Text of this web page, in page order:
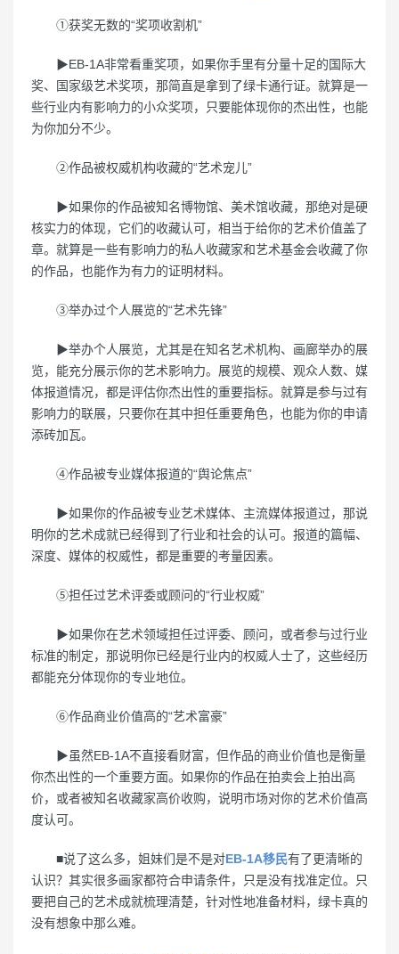
①获奖无数的“奖项收割机”
▶EB-1A非常看重奖项，如果你手里有分量十足的国际大
奖、国家级艺术奖项，那简直是拿到了绿卡通行证。就算是一
些行业内有影响力的小众奖项，只要能体现你的杰出性，也能
为你加分不少。
②作品被权威机构收藏的“艺术宠儿”
▶如果你的作品被知名博物馆、美术馆收藏，那绝对是硬
核实力的体现，它们的收藏认可，相当于给你的艺术价值盖了
章。就算是一些有影响力的私人收藏家和艺术基金会收藏了你
的作品，也能作为有力的证明材料。
③举办过个人展览的“艺术先锋”
▶举办个人展览，尤其是在知名艺术机构、画廊举办的展
览，能充分展示你的艺术影响力。展览的规模、观众人数、媒
体报道情况，都是评估你杰出性的重要指标。就算是参与过有
影响力的联展，只要你在其中担任重要角色，也能为你的申请
添砖加瓦。
④作品被专业媒体报道的“舆论焦点”
▶如果你的作品被专业艺术媒体、主流媒体报道过，那说
明你的艺术成就已经得到了行业和社会的认可。报道的篇幅、
深度、媒体的权威性，都是重要的考量因素。
⑤担任过艺术评委或顾问的“行业权威”
▶如果你在艺术领域担任过评委、顾问，或者参与过行业
标准的制定，那说明你已经是行业内的权威人士了，这些经历
都能充分体现你的专业地位。
⑥作品商业价值高的“艺术富豪”
▶虽然EB-1A不直接看财富，但作品的商业价值也是衡量
你杰出性的一个重要方面。如果你的作品在拍卖会上拍出高
价，或者被知名收藏家高价收购，说明市场对你的艺术价值高
度认可。
■说了这么多，姐妹们是不是对EB-1A移民有了更清晰的
认识？其实很多画家都符合申请条件，只是没有找准定位。只
要把自己的艺术成就梳理清楚，针对性地准备材料，绿卡真的
没有想象中那么难。